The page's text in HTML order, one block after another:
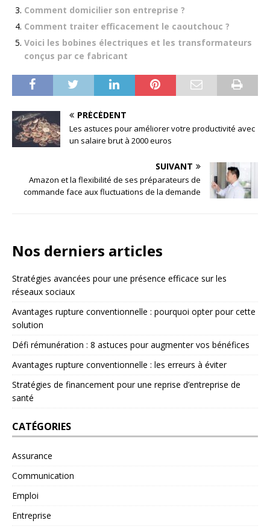
Comment domicilier son entreprise ?
Comment traiter efficacement le caoutchouc ?
Voici les bobines électriques et les transformateurs
conçus par ce fabricant
PRÉCÉDENT
Les astuces pour améliorer votre productivité avec
un salaire brut à 2000 euros
SUIVANT
Amazon et la flexibilité de ses préparateurs de
commande face aux fluctuations de la demande
Nos derniers articles
Stratégies avancées pour une présence efficace sur les
réseaux sociaux
Avantages rupture conventionnelle : pourquoi opter pour cette
solution
Défi rémunération : 8 astuces pour augmenter vos bénéfices
Avantages rupture conventionnelle : les erreurs à éviter
Stratégies de financement pour une reprise d’entreprise de
santé
CATÉGORIES
Assurance
Communication
Emploi
Entreprise